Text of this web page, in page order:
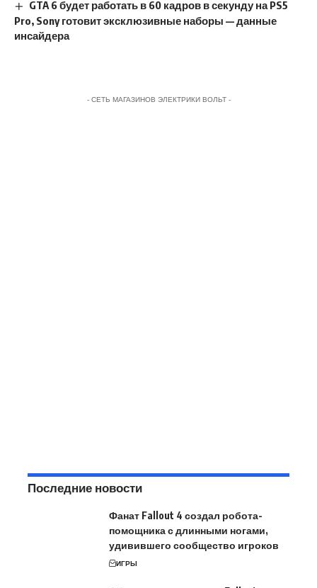
GTA 6 будет работать в 60 кадров в секунду на PS5
Pro, Sony готовит эксклюзивные наборы — данные
инсайдера
- СЕТЬ МАГАЗИНОВ ЭЛЕКТРИКИ ВОЛЬТ -
Последние новости
Фанат Fallout 4 создал робота-
помощника с длинными ногами,
удивившего сообщество игроков
ИГРЫ